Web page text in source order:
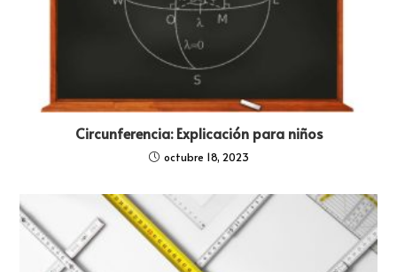
Circunferencia: Explicación para niños
octubre 18, 2023